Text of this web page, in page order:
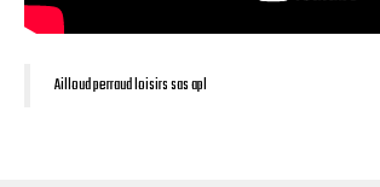
Ailloud perraud loisirs sas apl